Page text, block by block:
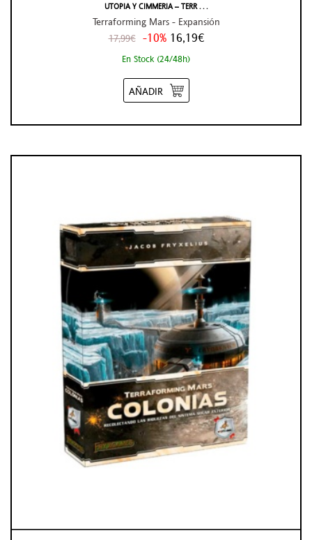
UTOPIA Y CIMMERIA – TERR . . .
Terraforming Mars - Expansión
17,99€ -10% 16,19€
En Stock (24/48h)
AÑADIR